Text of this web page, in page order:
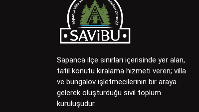
Sapanca ilçe sınırları içerisinde yer alan,
tatil konutu kiralama hizmeti veren; villa
ve bungalov işletmecilerinin bir araya
gelerek oluşturduğu sivil toplum
kuruluşudur.